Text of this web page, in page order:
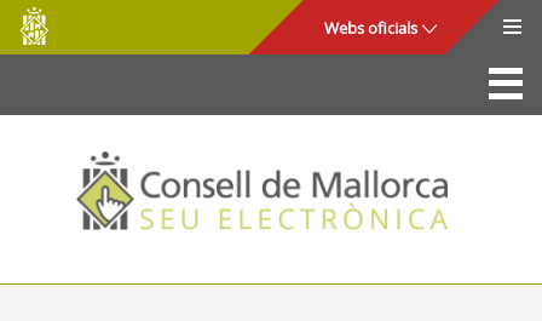
Salta al contingut principal
Consell
de
Mallorca
Webs oficials
La Seu
Consell de Mallorca
Accés i seguretat
Utilitats